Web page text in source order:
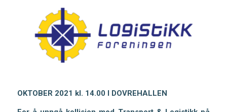
OKTOBER 2021 kl. 14.00 I DOVREHALLEN